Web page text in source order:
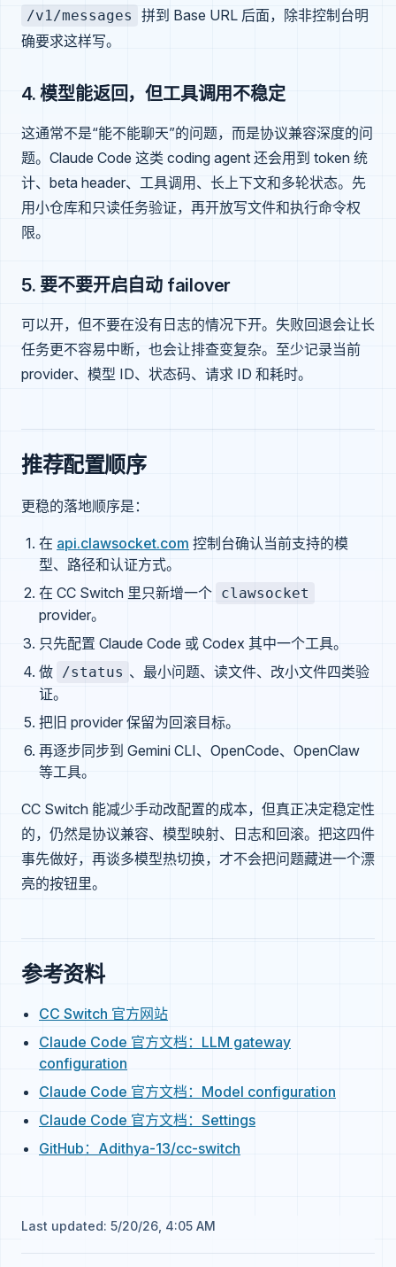
/v1/messages
拼到 Base URL 后面，除非控制台明
确要求这样写。
4. 模型能返回，但工具调用不稳定
这通常不是“能不能聊天”的问题，而是协议兼容深度的问
题。Claude Code 这类 coding agent 还会用到 token 统
计、beta header、工具调用、长上下文和多轮状态。先
用小仓库和只读任务验证，再开放写文件和执行命令权
限。
5. 要不要开启自动 failover
可以开，但不要在没有日志的情况下开。失败回退会让长
任务更不容易中断，也会让排查变复杂。至少记录当前
provider、模型 ID、状态码、请求 ID 和耗时。
推荐配置顺序
更稳的落地顺序是：
在 api.clawsocket.com 控制台确认当前支持的模
型、路径和认证方式。
在 CC Switch 里只新增一个 clawsocket
provider。
只先配置 Claude Code 或 Codex 其中一个工具。
做 /status 、最小问题、读文件、改小文件四类验
证。
把旧 provider 保留为回滚目标。
再逐步同步到 Gemini CLI、OpenCode、OpenClaw
等工具。
CC Switch 能减少手动改配置的成本，但真正决定稳定性
的，仍然是协议兼容、模型映射、日志和回滚。把这四件
事先做好，再谈多模型热切换，才不会把问题藏进一个漂
亮的按钮里。
参考资料
CC Switch 官方网站
Claude Code 官方文档：LLM gateway
configuration
Claude Code 官方文档：Model configuration
Claude Code 官方文档：Settings
GitHub：Adithya-13/cc-switch
Last updated: 5/20/26, 4:05 AM